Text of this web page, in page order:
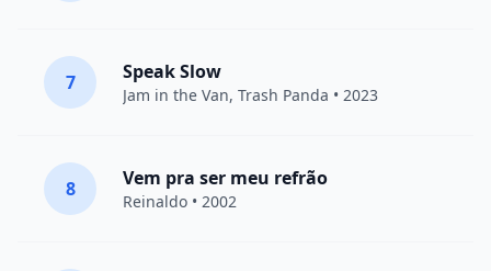
7 Speak Slow
Jam in the Van, Trash Panda • 2023
8 Vem pra ser meu refrão
Reinaldo • 2002